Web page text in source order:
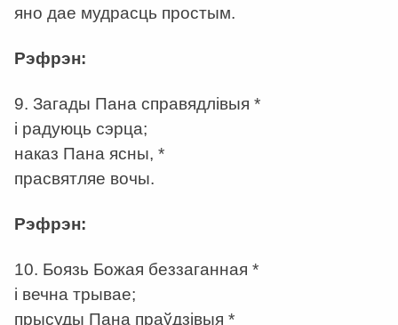
яно дае мудрасць простым.
Рэфрэн:
9. Загады Пана справядлівыя *
і радуюць сэрца;
наказ Пана ясны, *
прасвятляе вочы.
Рэфрэн:
10. Боязь Божая беззаганная *
і вечна трывае;
прысуды Пана праўдзівыя *